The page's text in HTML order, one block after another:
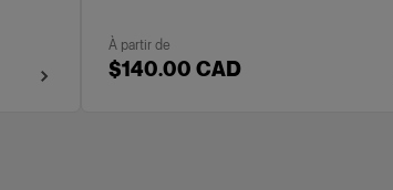
À partir de
$140.00 CAD